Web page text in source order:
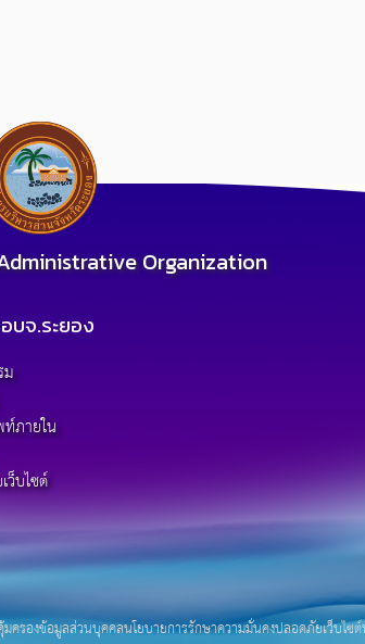
Organization
บจ.ระยอง
ม
ท์ภายใน
ว็บไซต์
มครองข้อมูลส่วนบุคคลนโยบายการรักษาความมั่นคงปลอดภัยเว็บไซต์